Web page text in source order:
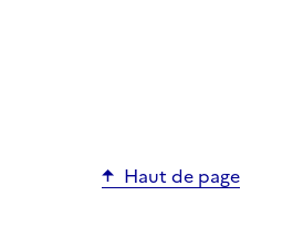
Haut de page